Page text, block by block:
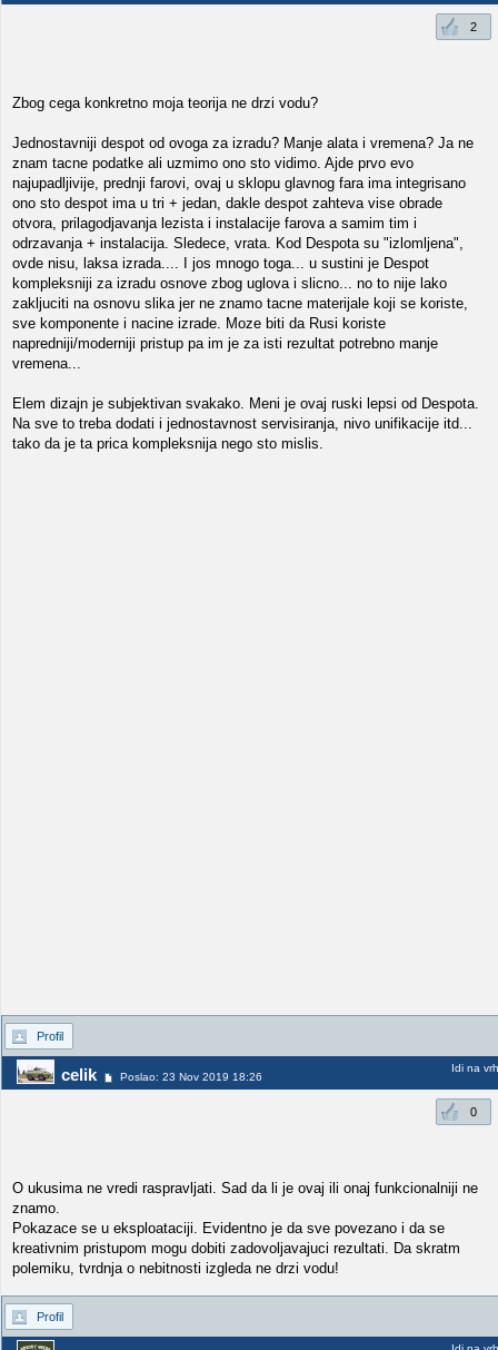
2
Zbog cega konkretno moja teorija ne drzi vodu?
Jednostavniji despot od ovoga za izradu? Manje alata i vremena? Ja ne
znam tacne podatke ali uzmimo ono sto vidimo. Ajde prvo evo
najupadljivije, prednji farovi, ovaj u sklopu glavnog fara ima integrisano
ono sto despot ima u tri + jedan, dakle despot zahteva vise obrade
otvora, prilagodjavanja lezista i instalacije farova a samim tim i
odrzavanja + instalacija. Sledece, vrata. Kod Despota su "izlomljena",
ovde nisu, laksa izrada.... I jos mnogo toga... u sustini je Despot
kompleksniji za izradu osnove zbog uglova i slicno... no to nije lako
zakljuciti na osnovu slika jer ne znamo tacne materijale koji se koriste,
sve komponente i nacine izrade. Moze biti da Rusi koriste
napredniji/moderniji pristup pa im je za isti rezultat potrebno manje
vremena...
Elem dizajn je subjektivan svakako. Meni je ovaj ruski lepsi od Despota.
Na sve to treba dodati i jednostavnost servisiranja, nivo unifikacije itd...
tako da je ta prica kompleksnija nego sto mislis.
Profil
celik Poslao: 23 Nov 2019 18:26
Idi na vrh
0
O ukusima ne vredi raspravljati. Sad da li je ovaj ili onaj funkcionalniji ne
znamo.
Pokazace se u eksploataciji. Evidentno je da sve povezano i da se
kreativnim pristupom mogu dobiti zadovoljavajuci rezultati. Da skratm
polemiku, tvrdnja o nebitnosti izgleda ne drzi vodu!
Profil